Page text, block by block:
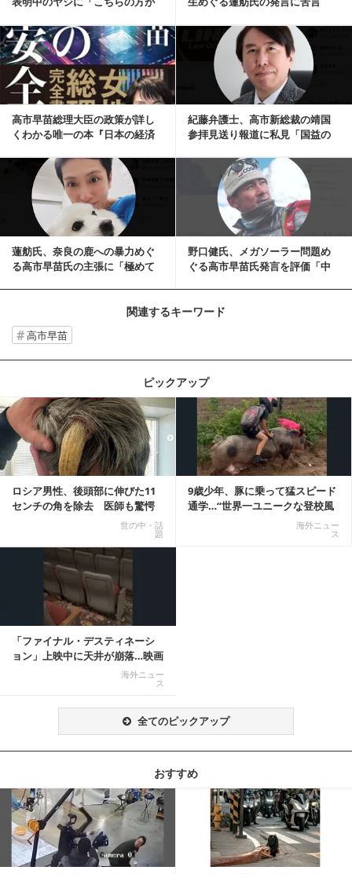
高市早苗総理大臣の政策が詳し
くわかる唯一の本『日本の経済
紀藤弁護士、高市新総裁の靖国
参拝見送り報道に私見「国益の
記事を読む
蓮舫氏、奈良の鹿への暴力めぐ
る高市早苗氏の主張に「極めて
野口健氏、メガソーラー問題め
ぐる高市早苗氏発言を評価「中
記事を読む
関連するキーワード
高市早苗
ピックアップ
ロシア男性、後頭部に伸びた11
センチの角を除去 医師も驚愕
世の中・話
題
9歳少年、豚に乗って猛スピード
通学…“世界一ユニークな登校風
海外ニュー
ス
記事を読む
「ファイナル・デスティネーシ
ョン」上映中に天井が崩落…映画
海外ニュー
ス
全てのピックアップ
おすすめ
記事を読む